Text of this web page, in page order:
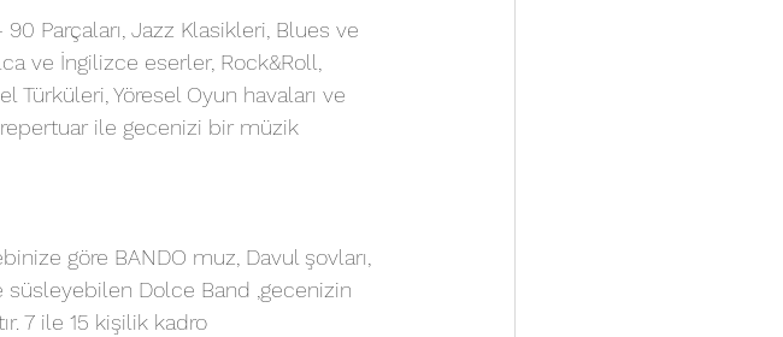
Parçaları, Jazz Klasikleri, Blues ve
ve İngilizce eserler, Rock&Roll,
Yöresel Oyun havaları ve
ile gecenizi bir müzik
göre BANDO muz, Davul şovları,
Dolce Band ,gecenizin
7 ile 15 kişilik kadro